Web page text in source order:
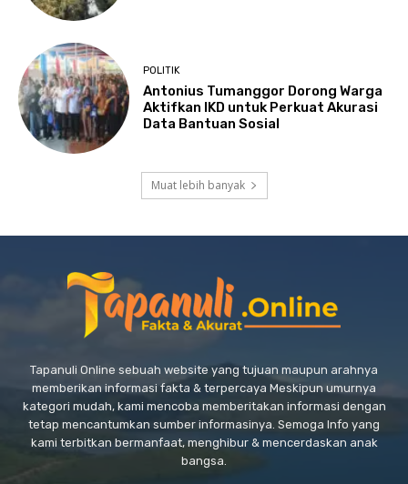
POLITIK
Antonius Tumanggor Dorong Warga
Aktifkan IKD untuk Perkuat Akurasi
Data Bantuan Sosial
Muat lebih banyak
Tapanuli Online sebuah website yang tujuan maupun arahnya
memberikan informasi fakta & terpercaya Meskipun umurnya
kategori mudah, kami mencoba memberitakan informasi dengan
tetap mencantumkan sumber informasinya. Semoga Info yang
kami terbitkan bermanfaat, menghibur & mencerdaskan anak
bangsa.